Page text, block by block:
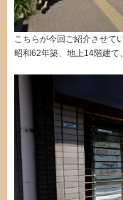
こちらが今回ご紹介させて
昭和62年築、地上14階建て